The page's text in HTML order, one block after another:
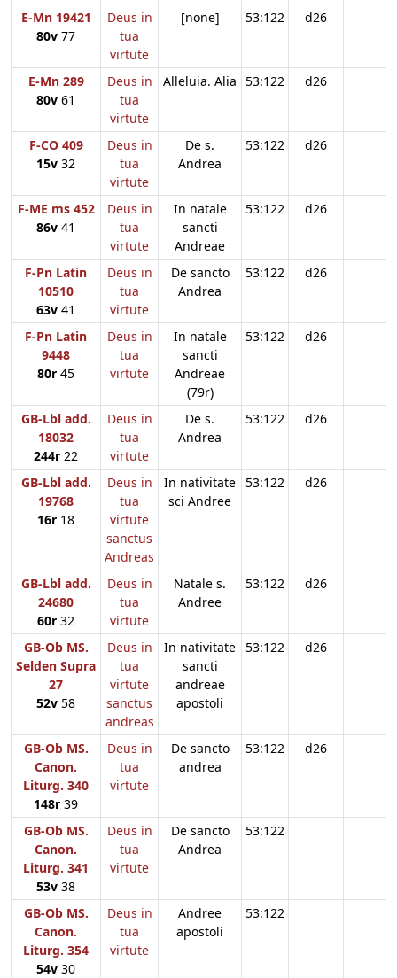
E-Mn 19421
80v 77
Deus in
tua
virtute
[none] 53:122 d26
E-Mn 289
80v 61
Deus in
tua
virtute
Alleluia. Alia 53:122 d26
F-CO 409
15v 32
Deus in
tua
virtute
De s.
Andrea
53:122 d26
F-ME ms 452
86v 41
Deus in
tua
virtute
In natale
sancti
Andreae
53:122 d26
F-Pn Latin
10510
63v 41
Deus in
tua
virtute
De sancto
Andrea
53:122 d26
F-Pn Latin
9448
80r 45
Deus in
tua
virtute
In natale
sancti
Andreae
(79r)
53:122 d26
GB-Lbl add.
18032
244r 22
Deus in
tua
virtute
De s.
Andrea
53:122 d26
GB-Lbl add.
19768
16r 18
Deus in
tua
virtute
sanctus
Andreas
In nativitate
sci Andree
53:122 d26
GB-Lbl add.
24680
60r 32
Deus in
tua
virtute
Natale s.
Andree
53:122 d26
GB-Ob MS.
Selden Supra
27
52v 58
Deus in
tua
virtute
sanctus
andreas
In nativitate
sancti
andreae
apostoli
53:122 d26
GB-Ob MS.
Canon.
Liturg. 340
148r 39
Deus in
tua
virtute
De sancto
andrea
53:122 d26
GB-Ob MS.
Canon.
Liturg. 341
53v 38
Deus in
tua
virtute
De sancto
Andrea
53:122
GB-Ob MS.
Canon.
Liturg. 354
54v 30
Deus in
tua
virtute
Andree
apostoli
53:122